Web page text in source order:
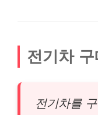
전기차
전기차를